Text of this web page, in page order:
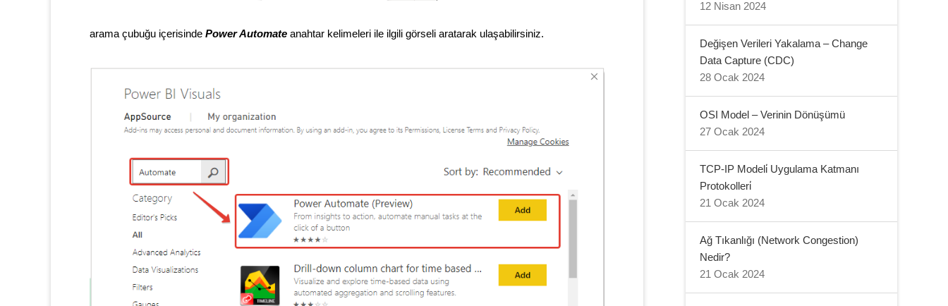
arama çubuğu içerisinde Power Automate anahtar kelimeleri ile ilgili görseli aratarak ulaşabilirsiniz.
12 Nisan 2024
Değişen Verileri Yakalama – Change
Data Capture (CDC)
28 Ocak 2024
OSI Model – Verinin Dönüşümü
27 Ocak 2024
TCP-IP Modeli̇ Uygulama Katmanı
Protokolleri̇
21 Ocak 2024
Ağ Tıkanlığı (Network Congestion)
Nedir?
21 Ocak 2024